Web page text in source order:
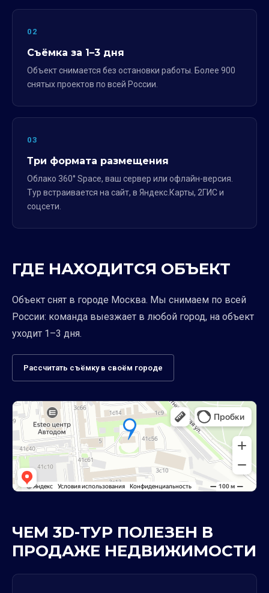
02
Съёмка за 1–3 дня
Объект снимается без остановки работы. Более 900
снятых проектов по всей России.
03
Три формата размещения
Облако 360° Space, ваш сервер или офлайн-версия.
Тур встраивается на сайт, в Яндекс.Карты, 2ГИС и
соцсети.
ГДЕ НАХОДИТСЯ ОБЪЕКТ
Объект снят в городе Москва. Мы снимаем по всей
России: команда выезжает в любой город, на объект
уходит 1–3 дня.
Рассчитать съёмку в своём городе
ЧЕМ 3D-ТУР ПОЛЕЗЕН В
ПРОДАЖЕ НЕДВИЖИМОСТИ